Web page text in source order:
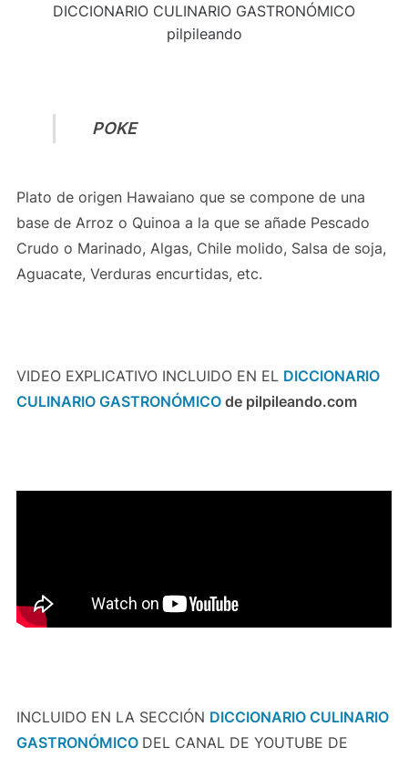
DICCIONARIO CULINARIO GASTRONÓMICO
pilpileando
POKE
Plato de origen Hawaiano que se compone de una
base de Arroz o Quinoa a la que se añade Pescado
Crudo o Marinado, Algas, Chile molido, Salsa de soja,
Aguacate, Verduras encurtidas, etc.
VIDEO EXPLICATIVO INCLUIDO EN EL DICCIONARIO
CULINARIO GASTRONÓMICO de pilpileando.com
INCLUIDO EN LA SECCIÓN DICCIONARIO CULINARIO
GASTRONÓMICO DEL CANAL DE YOUTUBE DE